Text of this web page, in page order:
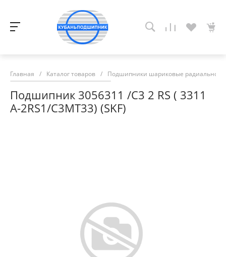
Главная / Каталог товаров / Подшипники шариковые радиально-
Подшипник 3056311 /С3 2 RS ( 3311
A-2RS1/C3MT33) (SKF)